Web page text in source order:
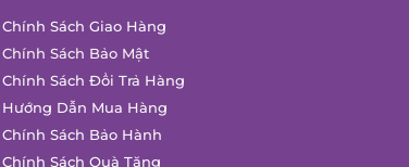
Chính Sách Giao Hàng
Chính Sách Bảo Mật
Chính Sách Đổi Trả Hàng
Hướng Dẫn Mua Hàng
Chính Sách Bảo Hành
Chính Sách Quà Tặng